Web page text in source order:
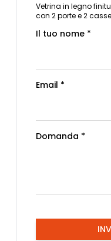
Vetrina in legno
con 2 porte e 2
Il tuo nome *
Email *
Domanda *